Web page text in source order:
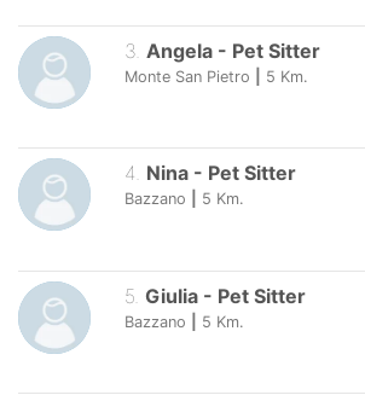
3. Angela - Pet Sitter
Monte San Pietro 5 Km.
4. Nina - Pet Sitter
Bazzano 5 Km.
5 Giulia - Pet Sitter
Bazzano 5 Km.